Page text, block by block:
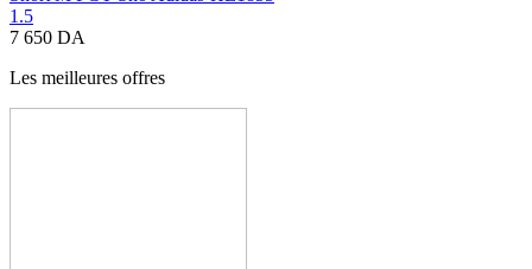
1.5
7 650 DA
Les meilleures offres